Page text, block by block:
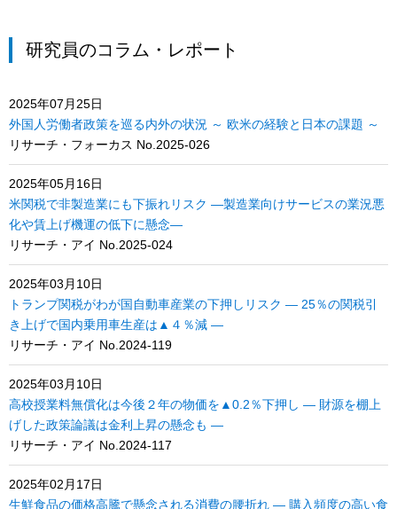
研究員のコラム・レポート
2025年07月25日
外国人労働者政策を巡る内外の状況 ～ 欧米の経験と日本の課題 ～
リサーチ・フォーカス No.2025-026
2025年05月16日
米関税で非製造業にも下振れリスク ―製造業向けサービスの業況悪
化や賃上げ機運の低下に懸念―
リサーチ・アイ No.2025-024
2025年03月10日
トランプ関税がわが国自動車産業の下押しリスク ― 25％の関税引
き上げで国内乗用車生産は▲４％減 ―
リサーチ・アイ No.2024-119
2025年03月10日
高校授業料無償化は今後２年の物価を▲0.2％下押し ― 財源を棚上
げした政策論議は金利上昇の懸念も ―
リサーチ・アイ No.2024-117
2025年02月17日
生鮮食品の価格高騰で懸念される消費の腰折れ ― 購入頻度の高い食